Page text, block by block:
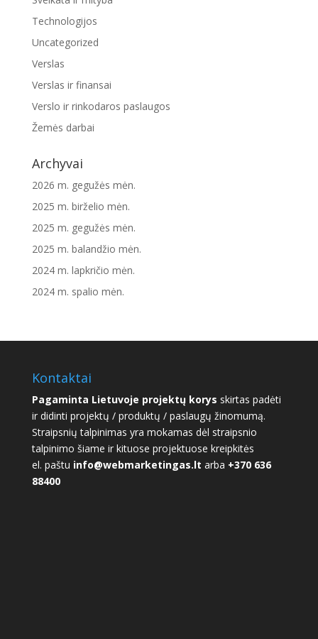
Technologijos
Uncategorized
Verslas
Verslas ir finansai
Verslo ir rinkodaros paslaugos
Žemės darbai
Archyvai
2026 m. gegužės mėn.
2025 m. birželio mėn.
2025 m. gegužės mėn.
2025 m. balandžio mėn.
2024 m. lapkričio mėn.
2024 m. spalio mėn.
Kontaktai
Pagaminta Lietuvoje projektų korys skirtas padėti
ir didinti projektų / produktų / paslaugų žinomumą.
Straipsnių talpinimas yra mokamas dėl straipsnio
talpinimo šiame ir kituose projektuose kreipkitės
el. paštu info@webmarketingas.lt arba +370 636
88400